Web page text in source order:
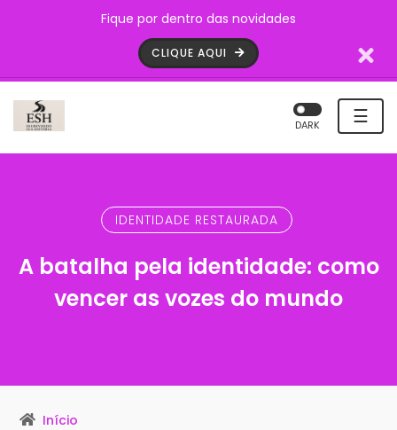
Fique por dentro das novidades
CLIQUE AQUI
☰
DARK
IDENTIDADE RESTAURADA
A batalha pela identidade: como
vencer as vozes do mundo
Início